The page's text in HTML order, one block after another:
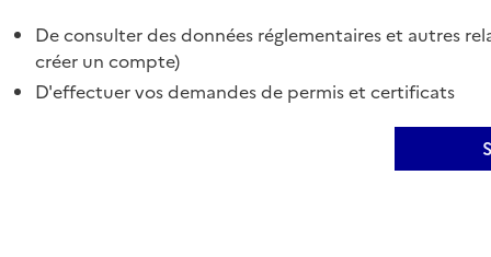
De consulter des données réglementaires et autres
créer un compte)
D'effectuer vos demandes de permis et certificats